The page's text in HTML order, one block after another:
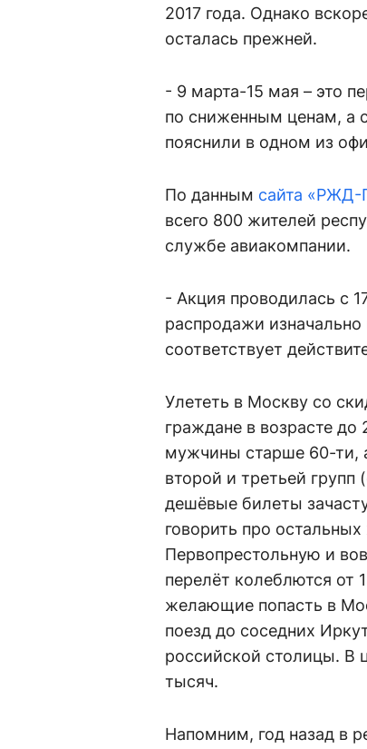
2017 года. Однако
осталась прежней.
- 9 марта-15 мая – это
по сниженным ценам, а
пояснили в одном из
По данным сайта «РЖД-
всего 800 жителей
службе авиакомпании.
- Акция проводилась с
распродажи
соответствует
Улететь в Москву со
граждане в возрасте
мужчины старше 60-ти,
второй и третьей
дешёвые билеты
говорить про
Первопрестольную и
перелёт колеблются от
желающие попасть в
поезд до соседних
российской столицы. В
тысяч.
Напомним, год назад в